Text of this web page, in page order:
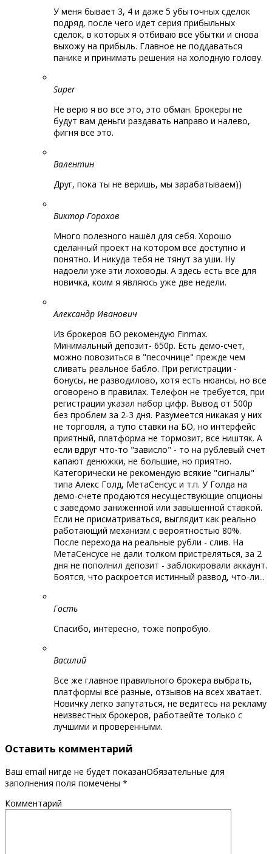
У меня бывает 3, 4 и даже 5 убыточных сделок
подряд, после чего идет серия прибыльных
сделок, в которых я отбиваю все убытки и снова
выхожу на прибыль. Главное не поддаваться
панике и принимать решения на холодную голову.
Super
Не верю я во все это, это обман. Брокеры не
будут вам деньги раздавать направо и налево,
фигня все это.
Валентин
Друг, пока ты не веришь, мы зарабатываем))
Виктор Горохов
Много полезного нашёл для себя. Хорошо
сделанный проект на котором все доступно и
понятно. И никуда тебя не тянут за уши. Ну
надоели уже эти лоховоды. А здесь есть все для
новичка, коим я являюсь уже две недели.
Александр Иванович
Из брокеров БО рекомендую Finmax.
Минимальный депозит- 650р. Есть демо-счет,
можно повозиться в "песочнице" прежде чем
сливать реальное бабло. При регистрации -
бонусы, не разводилово, хотя есть нюансы, но все
оговорено в правилах. Телефон не требуется, при
регистрации указал набор цифр. Вывод от 500р
без проблем за 2-3 дня. Разумеется никакая у них
не торговля, а тупо ставки на БО, но интерфейс
приятный, платформа не тормозит, все ништяк. А
если вдруг что-то "зависло" - то на рублевый счет
капают денюжки, не большие, но приятно.
Категорически не рекомендую всякие "сигналы"
типа Алекс Голд, МетаСенсус и т.п. У Голда на
демо-счете продаются несуществующие опционы
с заведомо заниженной или завышенной ставкой.
Если не присматриваться, выглядит как реально
работающий механизм с вероятностью 80%.
После перехода на реальные рубли - слив. На
МетаСенсусе не дали толком пристреляться, за 2
дня не пополнил депозит - заблокировали аккаунт.
Боятся, что раскроется истинный развод, что-ли...
Гость
Спасибо, интересно, тоже попробую.
Василий
Все же главное правильного брокера выбрать,
платформы все разные, отзывов на всех хватает.
Новичку легко запутаться, не ведитесь на рекламу
неизвестных брокеров, работаейте только с
лучшими и проверенными.
Оставить комментарий
Ваш email нигде не будет показанОбязательные для
заполнения поля помечены *
Комментарий